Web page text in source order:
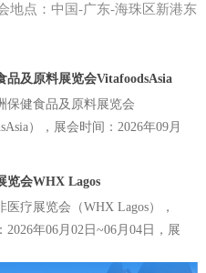
地点：中国-广东-海珠区新港东
办方：中国老龄产业协会 、
品及原料展览会VitafoodsAsia
保健食品及原料展览会
），展会时间：2026年09月
Rd., Khlong Toei,
（QSNCC），主办方：Informa
米，参展观众：41000人，参展
览会WHX Lagos
医疗展览会（WHX Lagos），
2026年06月02日~06月04日，展